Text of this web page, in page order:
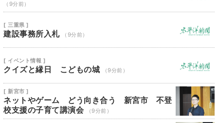
（9分前）
[ 三重県 ]
建設事務所入札 （9分前）
[ イベント情報 ]
クイズと縁日 こどもの城 （9分前）
[ 新宮市 ]
ネットやゲーム どう向き合う 新宮市 不登
校支援の子育て講演会
（9分前）